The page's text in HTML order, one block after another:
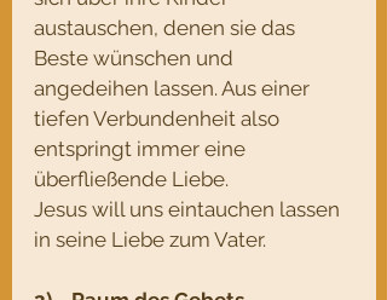
austauschen, denen sie das
Beste wünschen und
angedeihen lassen. Aus einer
tiefen Verbundenheit also
entspringt immer eine
überfließende Liebe.
Jesus will uns eintauchen lassen
in seine Liebe zum Vater.